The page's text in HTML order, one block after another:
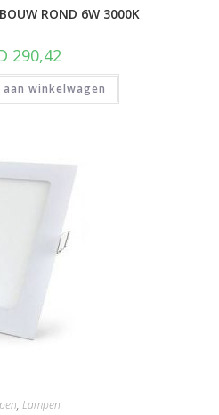
ROND 6W 3000K
290,42
winkelwagen
, Lampen